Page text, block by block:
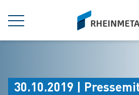
MENÜ
siteLogo
30.10.2019 |